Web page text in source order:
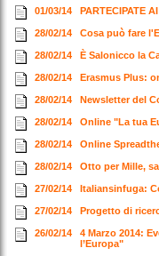
01/03/14 PARTECIPATE
28/02/14 Cosa può fare
28/02/14 È Salonicco la
28/02/14 Erasmus Plus:
28/02/14 Newsletter del
28/02/14 Online "La tua
28/02/14 Online
28/02/14 Otto per Mille,
27/02/14 Italiansinfuga:
27/02/14 Progetto di
26/02/14
4 Marzo 2014:
l’Europa"